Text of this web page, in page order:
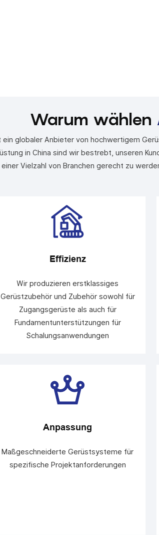
Warum wählen
globaler Anbieter von hochwertigem
in China sind wir bestrebt, unseren
Vielzahl von Branchen gerecht zu
Effizienz
Wir produzieren erstklassiges
Gerüstzubehör und Zubehör sowohl für
Zugangsgerüste als auch für
Fundamentunterstützungen für
Schalungsanwendungen
Anpassung
Maßgeschneiderte Gerüstsysteme für
spezifische Projektanforderungen